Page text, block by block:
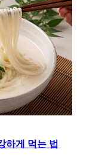
하게 먹는 법